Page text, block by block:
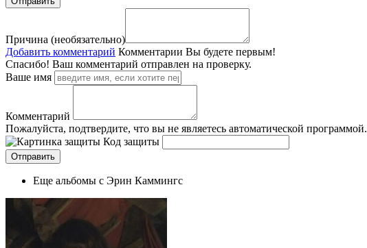
Причина (необязательно)
Добавить комментарий Комментарии Вы будете первым!
Спасибо! Ваш комментарий отправлен на проверку.
Ваше имя
Комментарий
Пожалуйста, подтвердите, что вы не являетесь автоматической программой.
Код защиты
Еще альбомы с Эрин Каммингс